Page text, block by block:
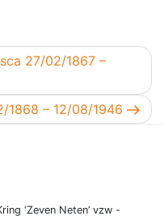
27/02/1867 –
1868 – 12/08/1946
‘Zeven Neten’ vzw -